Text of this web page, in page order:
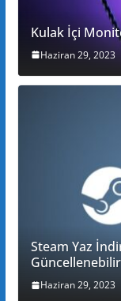
Kulak İçi
Haziran 29, 2023
Steam Yaz
Güncellenebilir
Haziran 29, 2023